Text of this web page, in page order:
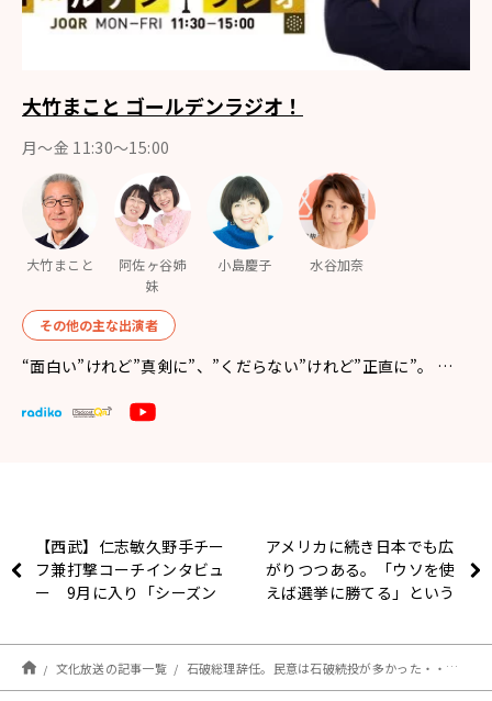
大竹まこと ゴールデンラジオ！
月〜金 11:30～15:00
大竹まこと
阿佐ヶ谷姉
妹
小島慶子 水谷加奈
その他の主な出演者
“面白い”けれど”真剣に”、”くだらない”けれど”正直に”。 …
【西武】仁志敏久野手チー
フ兼打撃コーチインタビュ
ー 9月に入り「シーズン
1回やりたい」
アメリカに続き日本でも広
がりつつある。「ウソを使
えば選挙に勝てる」という
文化放送の記事一覧 石破総理辞任。民意は石破続投が多かった・・・？大竹「民意も自民党支持層も全部無視して、新総裁を決めてる」